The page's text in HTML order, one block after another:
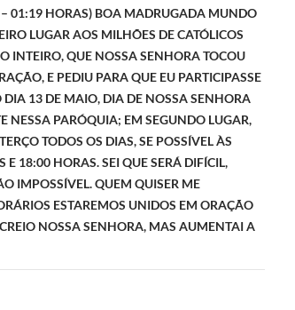
01:19 HORAS) BOA MADRUGADA MUNDO
LUGAR AOS MILHÕES DE CATÓLICOS
INTEIRO, QUE NOSSA SENHORA TOCOU
E PEDIU PARA QUE EU PARTICIPASSE
13 DE MAIO, DIA DE NOSSA SENHORA
NESSA PARÓQUIA; EM SEGUNDO LUGAR,
TODOS OS DIAS, SE POSSÍVEL ÀS
18:00 HORAS. SEI QUE SERÁ DIFÍCIL,
IMPOSSÍVEL. QUEM QUISER ME
ESTAREMOS UNIDOS EM ORAÇÃO
NOSSA SENHORA, MAS AUMENTAI A